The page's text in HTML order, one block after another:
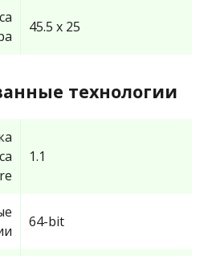
45.5 x 25
технологии
1.1
64-bit